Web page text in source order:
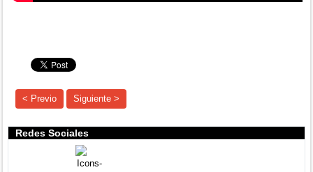
< Previo Siguiente >
Redes Sociales